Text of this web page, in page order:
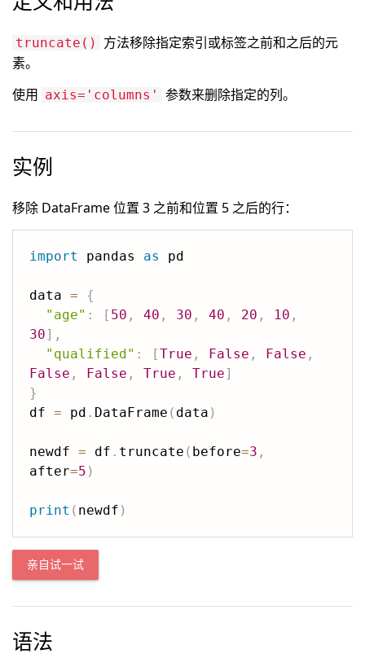
truncate()
方法移除指定索引或标签之前和之后的元
素。
使用 axis='columns' 参数来删除指定的列。
实例
移除 DataFrame 位置 3 之前和位置 5 之后的行：
import pandas as pd
data =
{
"age" : [ 50 , 40 , 30 , 40 , 20 , 10 ,
30] ,
"qualified" : [True , False , False ,
False , False , True , True]
}
df = pd . DataFrame ( data )
newdf = df . truncate ( before=3 ,
after=5 )
print ( newdf )
亲自试一试
语法